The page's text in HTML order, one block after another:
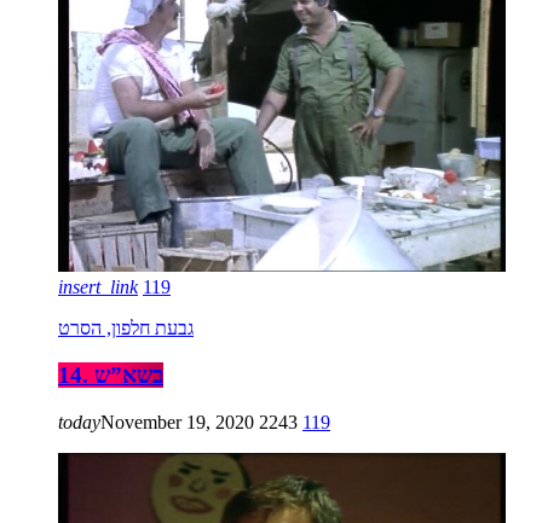
insert_link 119
גבעת חלפון, הסרט
14. בשא”ש
todayNovember 19, 2020 2243 119